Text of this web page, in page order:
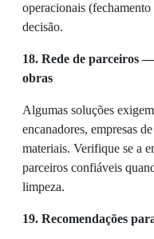
operacionais
decisão.
18. Rede de parceiros
obras
Algumas soluções
encanadores, empresas
materiais. Verifique se a
parceiros confiáveis
limpeza.
19. Recomendações